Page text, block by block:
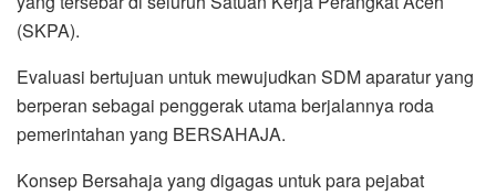
(SKPA).
Evaluasi bertujuan untuk mewujudkan SDM aparatur yang
berperan sebagai penggerak utama berjalannya roda
pemerintahan yang BERSAHAJA.
Konsep Bersahaja yang digagas untuk para pejabat